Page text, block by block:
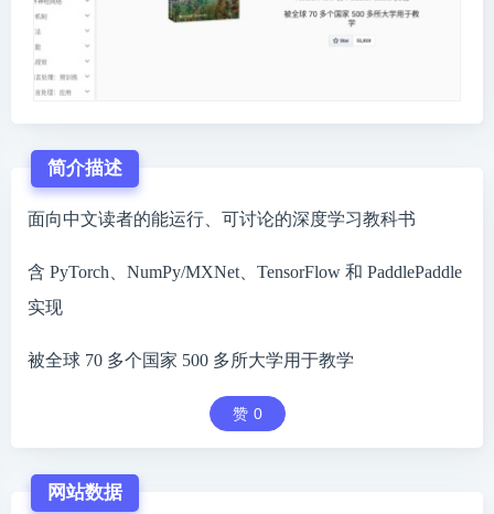
简介描述
面向中文读者的能运行、可讨论的深度学习教科书
含 PyTorch、NumPy/MXNet、TensorFlow 和 PaddlePaddle
实现
被全球 70 多个国家 500 多所大学用于教学
赞 0
网站数据